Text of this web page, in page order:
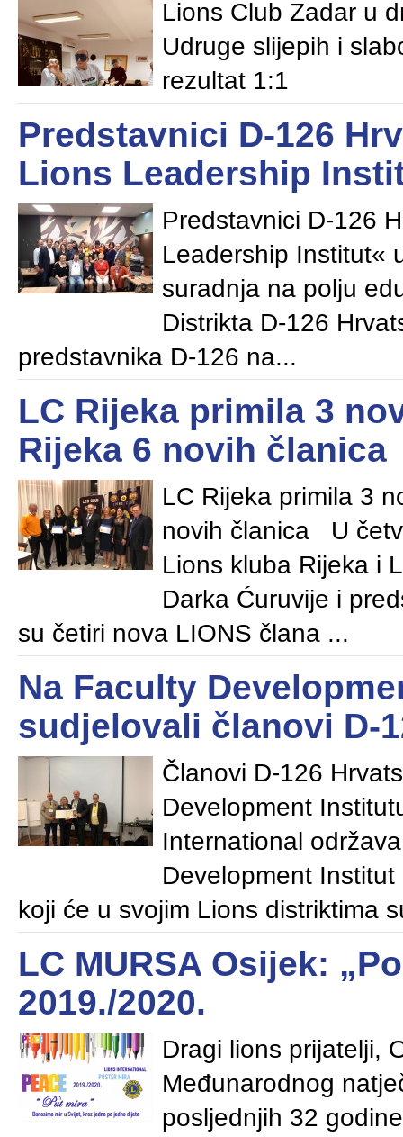
Lions Club Zadar u
Udruge slijepih i
rezultat 1:1
Predstavnici D-126
Lions Leadership
Predstavnici D-126
Leadership Institut«
suradnja na polju
Distrikta D-126
predstavnika D-126 na...
LC Rijeka primila 3
Rijeka 6 novih članica
LC Rijeka primila 3
novih članica U
Lions kluba Rijeka i
Darka Ćuruvije i
su četiri nova LIONS člana ...
Na Faculty
sudjelovali članovi D-
Članovi D-126
Development
International
Development
koji će u svojim Lions distriktima
LC MURSA Osijek:
2019./2020.
Dragi lions prijatelji,
Međunarodnog
posljednjih 32